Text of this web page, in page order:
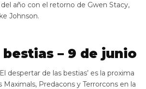
año con el retorno de Gwen Stacy,
Johnson.
– 9 de junio
despertar de las bestias’ es la proxima
Predacons y Terrorcons en la